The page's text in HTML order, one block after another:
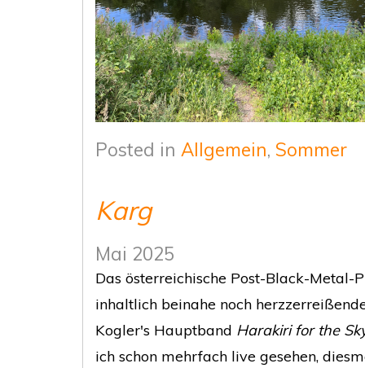
Posted in Allgemein, Sommer
Karg
Mai 2025
Das österreichische Post-Black-Metal-
inhaltlich beinahe noch
Kogler's Hauptband Harakiri for the
ich schon mehrfach live gesehen,